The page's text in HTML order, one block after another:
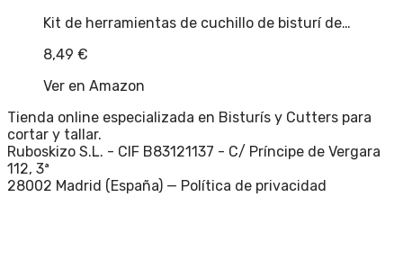
Kit de herramientas de cuchillo de bisturí de…
8,49 €
Ver en Amazon
Tienda online especializada en Bisturís y Cutters para
cortar y tallar.
Ruboskizo S.L. - CIF B83121137 - C/ Príncipe de Vergara
112, 3ª
28002 Madrid (España) — Política de privacidad